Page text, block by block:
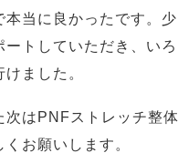
本当に良かったです。少
トしていただき、いろ
ました。
次はPNFストレッチ整体
お願いします。